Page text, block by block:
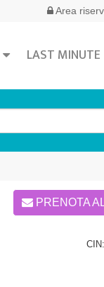
Area
LAST MINUTE
PRENOTA